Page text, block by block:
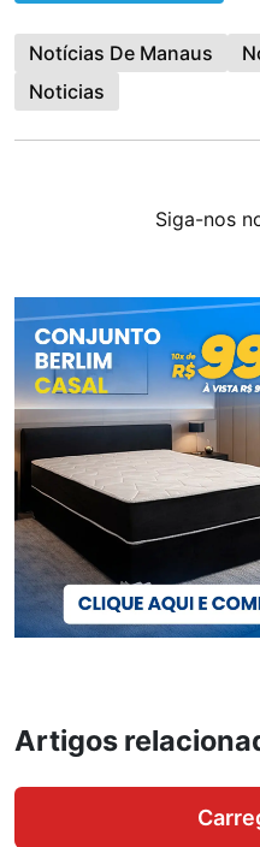
Notícias De Manaus
Noticias
Siga-nos
Artigos